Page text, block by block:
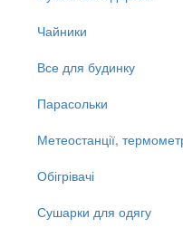
Чайники
Все для будинку
Парасольки
Метеостанції,
Обігрівачі
Сушарки для одягу